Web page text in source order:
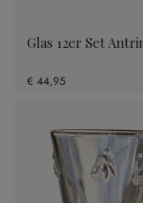
Glas 12er Set
€ 44,95